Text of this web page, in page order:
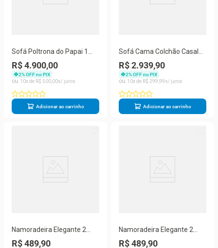
Sofá Poltrona do Papai 1
Lugar Retrátil 86CM Preto
Suede Balaqui Decor
R$ 4.900,00
2% OFF no PIX
10
R$ 500 00
Adicionar ao carrinho
Sofá Cama Colchão Casal
Compactair Confortável
Sala Balaqui Cinza Claro
R$ 2.939,90
2% OFF no PIX
10
R$ 299 99
Adicionar ao carrinho
Namoradeira Elegante 2
Lugares Sala De Estar
R$ 489,90
Namoradeira Elegante 2
Lugares Sala De Estar
R$ 489,90